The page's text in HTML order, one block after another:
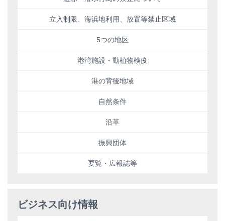
立入制限、海浜地利用、放置等禁止区域
5つの地区
港湾施設・動植物検疫
港の背後地域
自然条件
沿革
振興団体
要覧・広報誌等
ビジネス向け情報